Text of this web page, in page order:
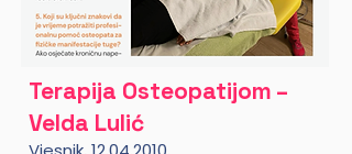
Terapija Osteopatijom –
Velda Lulić